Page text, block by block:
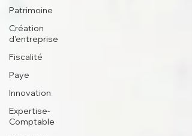
Patrimoine
Création
d'entreprise
Fiscalité
Paye
Innovation
Expertise-
Comptable